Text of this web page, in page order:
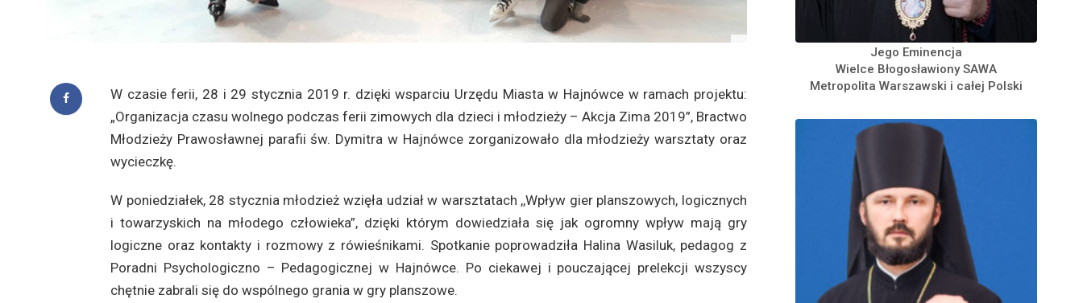
W czasie ferii, 28 i 29 stycznia 2019 r. dzięki wsparciu Urzędu Miasta w Hajnówce w ramach projektu:
„Organizacja czasu wolnego podczas ferii zimowych dla dzieci i młodzieży – Akcja Zima 2019”, Bractwo
Młodzieży Prawosławnej parafii św. Dymitra w Hajnówce zorganizowało dla młodzieży warsztaty oraz
wycieczkę.
W poniedziałek, 28 stycznia młodzież wzięła udział w warsztatach ,,Wpływ gier planszowych, logicznych
i towarzyskich na młodego człowieka”, dzięki którym dowiedziała się jak ogromny wpływ mają gry
logiczne oraz kontakty i rozmowy z rówieśnikami. Spotkanie poprowadziła Halina Wasiluk, pedagog z
Poradni Psychologiczno – Pedagogicznej w Hajnówce. Po ciekawej i pouczającej prelekcji wszyscy
chętnie zabrali się do wspólnego grania w gry planszowe.
Jego Eminencja
Wielce Błogosławiony SAWA
Metropolita Warszawski i całej Polski